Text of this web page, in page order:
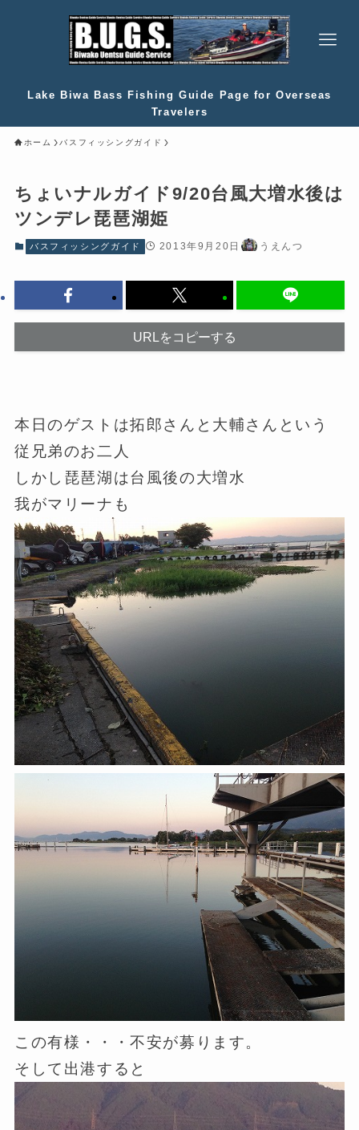
Lake Biwa Bass Fishing Guide Page for Overseas
Travelers
ホーム バスフィッシングガイド
ちょいナルガイド9/20台風大増水後は
ツンデレ琵琶湖姫
バスフィッシングガイド 2013年9月20日 うえんつ
URLをコピーする
本日のゲストは拓郎さんと大輔さんという
従兄弟のお二人
しかし琵琶湖は台風後の大増水
我がマリーナも
この有様・・・不安が募ります。
そして出港すると